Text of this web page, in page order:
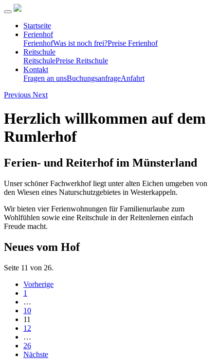
Startseite
Ferienhof
FerienhofWas ist noch frei?Preise Ferienhof
Reitschule
ReitschulePreise Reitschule
Kontakt
Fragen an unsBuchungsanfrageAnfahrt
Previous Next
Herzlich willkommen auf dem
Rumlerhof
Ferien- und Reiterhof im Münsterland
Unser schöner Fachwerkhof liegt unter alten Eichen umgeben von
den Wiesen eines Naturschutzgebietes in Westerkappeln.
Wir bieten vier Ferienwohnungen für Familienurlaube zum
Wohlfühlen sowie eine Reitschule in der Reitenlernen einfach
Freude macht.
Neues vom Hof
Seite 11 von 26.
Vorherige
1
…
10
11
12
…
26
Nächste